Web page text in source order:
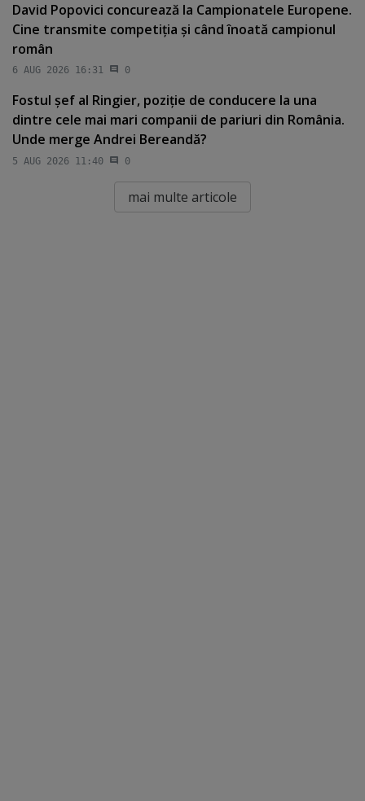
David Popovici concurează la Campionatele Europene.
Cine transmite competiţia şi când înoată campionul
român
6 AUG 2026 16:31 0
Fostul şef al Ringier, poziţie de conducere la una
dintre cele mai mari companii de pariuri din România.
Unde merge Andrei Bereandă?
5 AUG 2026 11:40 0
mai multe articole